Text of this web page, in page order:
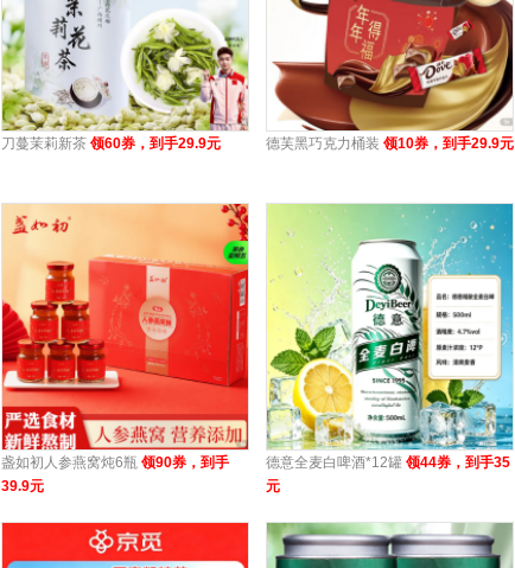
刀蔓茉莉新茶 领60券，到手29.9元 德芙黑巧克力桶装 领10券，到手29.9元
盏如初人参燕窝炖6瓶 领90券，到手
39.9元
德意全麦白啤酒*12罐 领44券，到手35
元